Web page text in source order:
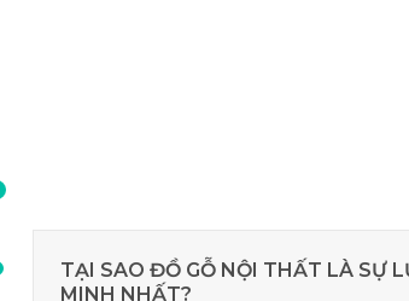
TẠI SAO ĐỒ GỖ NỘI THẤT LÀ SỰ
MINH NHẤT?